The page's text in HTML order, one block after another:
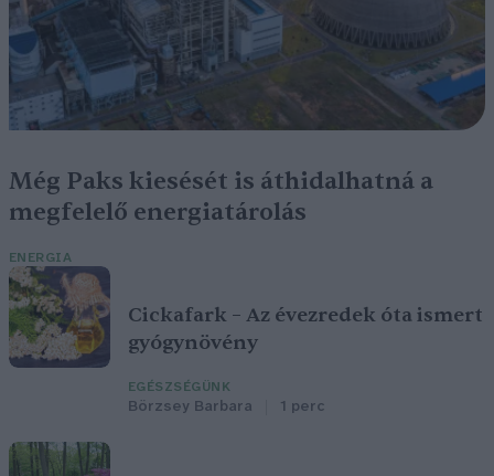
Még Paks kiesését is áthidalhatná a
megfelelő energiatárolás
ENERGIA
Cickafark – Az évezredek óta ismert
gyógynövény
EGÉSZSÉGÜNK
Börzsey Barbara 1 perc